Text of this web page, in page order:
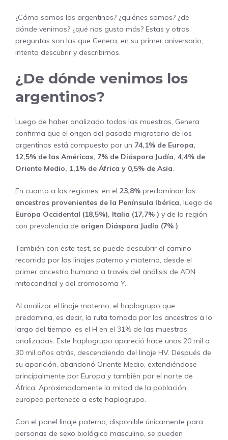
¿Cómo somos los argentinos? ¿quiénes somos? ¿de
dónde venimos? ¿qué nos gusta más? Estas y otras
preguntas son las que Genera, en su primer aniversario,
intenta descubrir y describirnos.
¿De dónde venimos los
argentinos?
Luego de haber analizado todas las muestras, Genera
confirma que el origen del pasado migratorio de los
argentinos está compuesto por un 74,1% de Europa,
12,5% de las Américas, 7% de Diáspora Judía, 4,4% de
Oriente Medio, 1,1% de África y 0,5% de Asia.
En cuanto a las regiones, en el 23,8% predominan los
ancestros provenientes de la Península Ibérica, luego de
Europa Occidental (18,5%), Italia (17,7% ) y de la región
con prevalencia de origen Diáspora Judía (7% ).
También con este test, se puede descubrir el camino
recorrido por los linajes paterno y materno, desde el
primer ancestro humano a través del análisis de ADN
mitocondrial y del cromosoma Y.
Al analizar el linaje materno, el haplogrupo que
predomina, es decir, la ruta tomada por los ancestros a lo
largo del tiempo, es el H en el 31% de las muestras
analizadas. Este haplogrupo apareció hace unos 20 mil a
30 mil años atrás, descendiendo del linaje HV. Después de
su aparición, abandonó Oriente Medio, extendiéndose
principalmente por Europa y también por el norte de
África. Aproximadamente la mitad de la población
europea pertenece a este haplogrupo.
Con el panel linaje paterno, disponible únicamente para
personas de sexo biológico masculino, se pueden